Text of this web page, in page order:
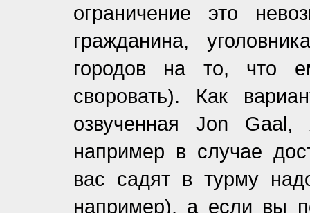
ограничение это
гражданина,
городов на то, что
своровать). Как
озвученная Jon
например в случае
вас садят в турму
например), а если вы